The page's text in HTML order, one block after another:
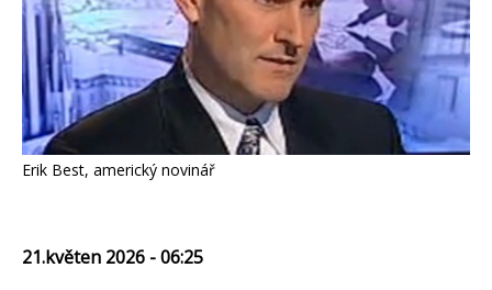
Erik Best, americký novinář
21.květen 2026 - 06:25